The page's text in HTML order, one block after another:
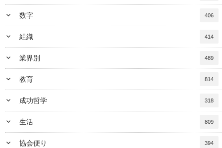
keyboard_arrow_down 数字 406
keyboard_arrow_down 組織 414
keyboard_arrow_down 業界別 489
keyboard_arrow_down 教育 814
keyboard_arrow_down 成功哲学 318
keyboard_arrow_down 生活 809
keyboard_arrow_down 協会便り 394